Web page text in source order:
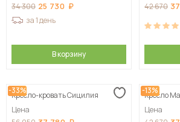
34 300 25 730
за 1 день
В корзину
42 670
-33%
Кресло-кровать Сицилия
Цена
-13%
Кресло
Цена